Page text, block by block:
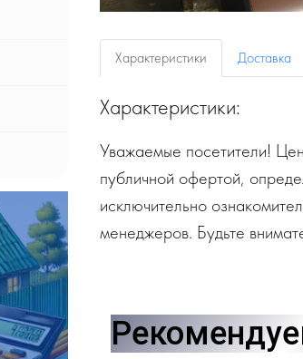
Характеристики Доставка
Характеристики:
Уважаемые посетители!
публичной офертой,
исключительно
менеджеров. Будьте